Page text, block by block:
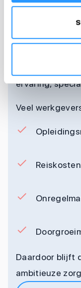
ervaring,
Veel
Daardoor blijft
ambitieuze